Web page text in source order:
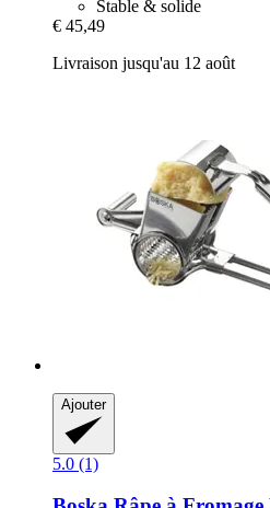
Stable & solide
€ 45,49
Livraison jusqu'au 12 août
Ajouter
5.0 (1)